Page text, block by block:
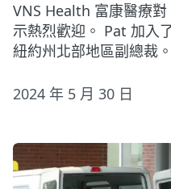
VNS Health 富康醫療
示熱烈歡迎。 Pat 加入
紐約州北部地區副總裁。
2024 年 5 月 30 日